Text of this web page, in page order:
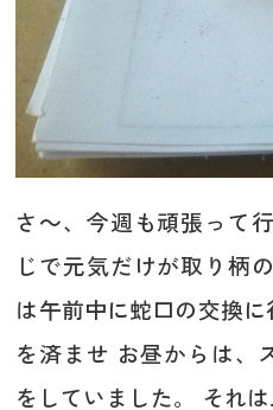
さ～、今週も頑張って
じで元気だけが取り柄
は午前中に蛇口の交換
を済ませ お昼からは、
をしていました。 それ